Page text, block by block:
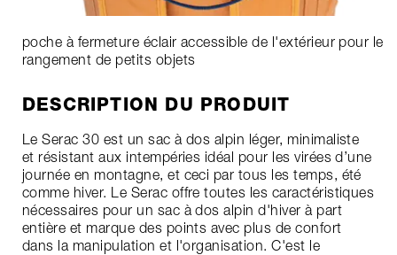
poche à fermeture éclair accessible de l'extérieur pour le
rangement de petits objets
DESCRIPTION DU PRODUIT
Le Serac 30 est un sac à dos alpin léger, minimaliste
et résistant aux intempéries idéal pour les virées d’une
journée en montagne, et ceci par tous les temps, été
comme hiver. Le Serac offre toutes les caractéristiques
nécessaires pour un sac à dos alpin d'hiver à part
entière et marque des points avec plus de confort
dans la manipulation et l'organisation. C'est le